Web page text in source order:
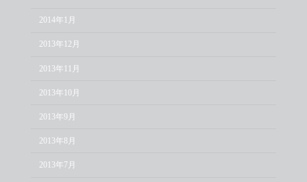
2014年1月
2013年12月
2013年11月
2013年10月
2013年9月
2013年8月
2013年7月